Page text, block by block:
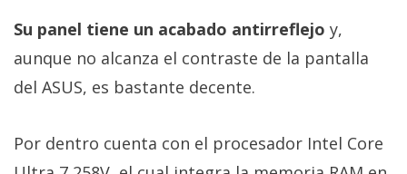
Su panel tiene un acabado antirreflejo y,
aunque no alcanza el contraste de la pantalla
del ASUS, es bastante decente.
Por dentro cuenta con el procesador Intel Core